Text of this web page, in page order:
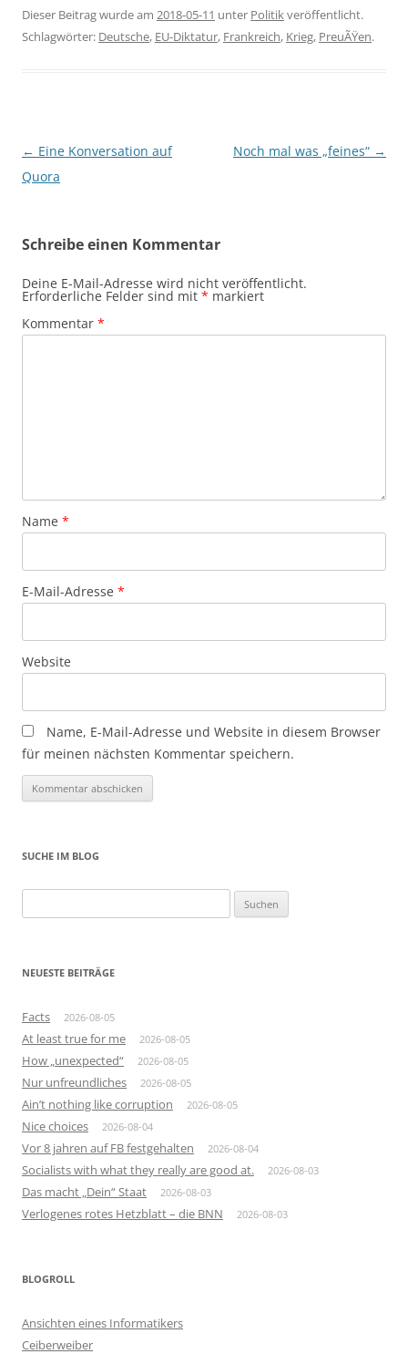
Dieser Beitrag wurde am 2018-05-11 unter Politikveröffentlicht.
Schlagwörter: Deutsche, EU-Diktatur, Frankreich, Krieg, PreuÃŸen.
Beitragsnavigation
← Eine Konversation auf
Quora
Noch mal was „feines“ →
Schreibe einen Kommentar
Deine E-Mail-Adresse wird nicht veröffentlicht.
Erforderliche Felder sind mit * markiert
Kommentar *
Name *
E-Mail-Adresse *
Website
Name, E-Mail-Adresse und Website in diesem Browser
für meinen nächsten Kommentar speichern.
SUCHE IM BLOG
nach:
NEUESTE BEITRÄGE
Facts 2026-08-05
At least true for me 2026-08-05
How „unexpected“ 2026-08-05
Nur unfreundliches 2026-08-05
Ain’t nothing like corruption 2026-08-05
Nice choices 2026-08-04
Vor 8 jahren auf FB festgehalten 2026-08-04
Socialists with what they really are good at. 2026-08-03
Das macht „Dein“ Staat 2026-08-03
Verlogenes rotes Hetzblatt – die BNN 2026-08-03
BLOGROLL
Ansichten eines Informatikers
Ceiberweiber